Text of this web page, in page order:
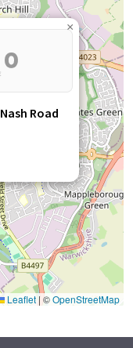
Road
×
Leaflet | ©OpenStreetMap